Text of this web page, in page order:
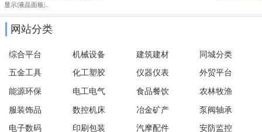
显示|液晶面板|..
网站分类
综合平台 机械设备 建筑建材
同城分类
五金工具
化工塑胶 仪器仪表
外贸平台
能源环保
电工电气 食品餐饮
农林牧渔
服装饰品
数控机床 冶金矿产
泵阀轴承
电子数码
印刷包装 汽摩配件 安防监控